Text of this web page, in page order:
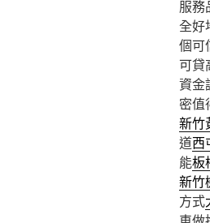
服務
全好
個可
可貸
資金
密值
新竹
道西
能板
新竹
方式